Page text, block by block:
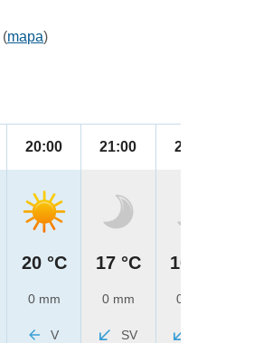
(mapa)
20:00
20 °C
0 mm
V
21:00
17 °C
0 mm
SV
22:00
16 °C
0 mm